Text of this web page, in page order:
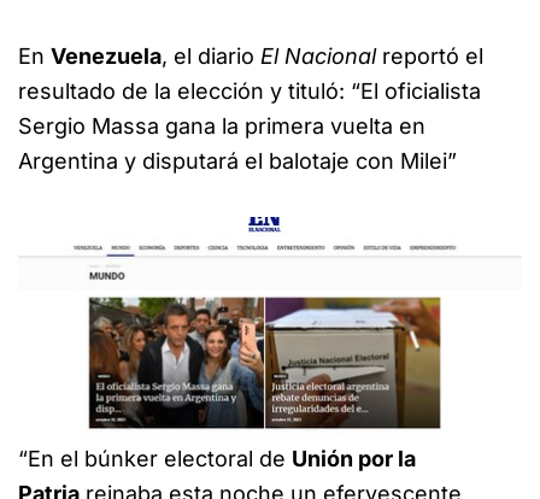
En Venezuela, el diario El Nacional reportó el
resultado de la elección y tituló: “El oficialista
Sergio Massa gana la primera vuelta en
Argentina y disputará el balotaje con Milei”
“En el búnker electoral de Unión por la
Patria reinaba esta noche un efervescente